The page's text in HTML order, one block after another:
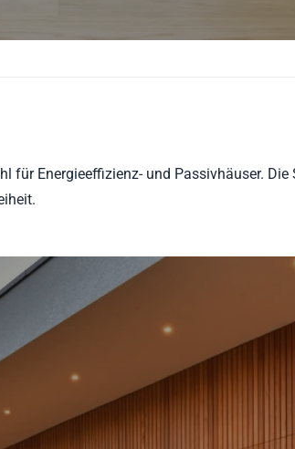
Energieeffizienz- und Passivhäuser.